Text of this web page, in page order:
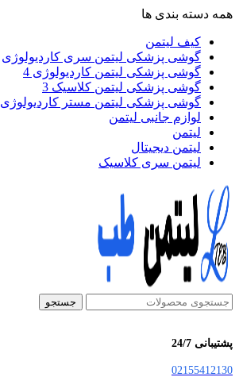
همه دسته بندی ها
کیف لیتمن
گوشی پزشکی لیتمن سری کاردیولوژی
گوشی پزشکی لیتمن کاردیولوژی 4
گوشی پزشکی لیتمن کلاسیک 3
گوشی پزشکی لیتمن مستر کاردیولوژی
لوازم جانبی لیتمن
لیتمن
لیتمن دیجیتال
لیتمن سری کلاسیک
جستجو
پشتیبانی 24/7
02155412130